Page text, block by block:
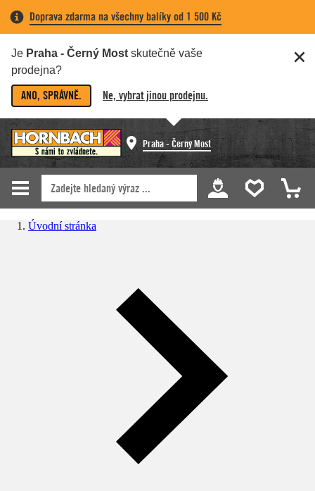
Doprava zdarma na všechny balíky od 1 500 Kč
Je Praha - Černý Most skutečně vaše
prodejna?
ANO, SPRÁVNĚ. Ne, vybrat jinou prodejnu.
Praha - Černý Most
Úvodní stránka